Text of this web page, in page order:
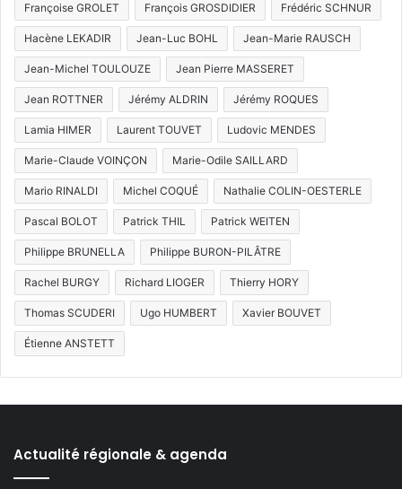
Françoise GROLET François GROSDIDIER Frédéric SCHNUR
Hacène LEKADIR Jean-Luc BOHL Jean-Marie RAUSCH
Jean-Michel TOULOUZE Jean Pierre MASSERET
Jean ROTTNER Jérémy ALDRIN Jérémy ROQUES
Lamia HIMER Laurent TOUVET Ludovic MENDES
Marie-Claude VOINÇON Marie-Odile SAILLARD
Mario RINALDI Michel COQUÉ Nathalie COLIN-OESTERLE
Pascal BOLOT Patrick THIL Patrick WEITEN
Philippe BRUNELLA Philippe BURON-PILÂTRE
Rachel BURGY Richard LIOGER Thierry HORY
Thomas SCUDERI Ugo HUMBERT Xavier BOUVET
Étienne ANSTETT
Actualité régionale & agenda